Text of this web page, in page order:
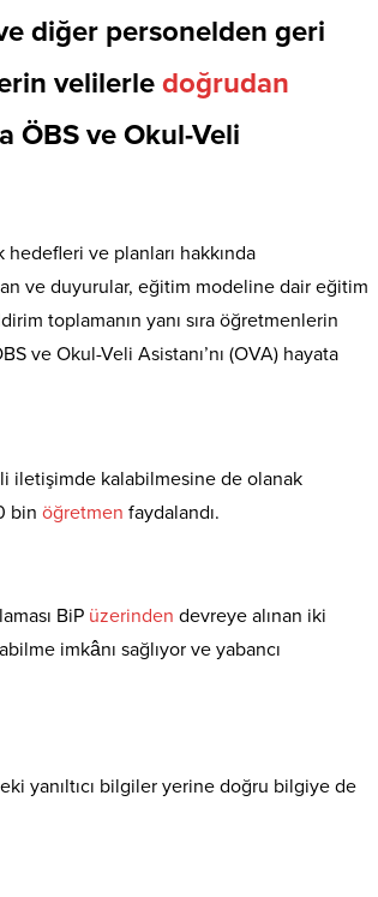
diğer personelden geri
velilerle doğrudan
ÖBS ve Okul-Veli
ve planları hakkında
ve duyurular, eğitim modeline dair eğitim
toplamanın yanı sıra öğretmenlerin
ve Okul-Veli Asistanı’nı (OVA) hayata
iletişimde kalabilmesine de olanak
bin öğretmen faydalandı.
BiP üzerinden devreye alınan iki
imkânı sağlıyor ve yabancı
yanıltıcı bilgiler yerine doğru bilgiye de